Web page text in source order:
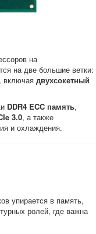
на
на две большие ветки:
включая двухсокетный
DDR4 ECC память,
3.0, а также
и охлаждения.
упирается в память,
ролей, где важна